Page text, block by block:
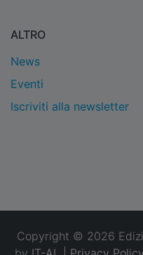
ALTRO
News
Eventi
Iscriviti alla newsletter
Copyright © 2026